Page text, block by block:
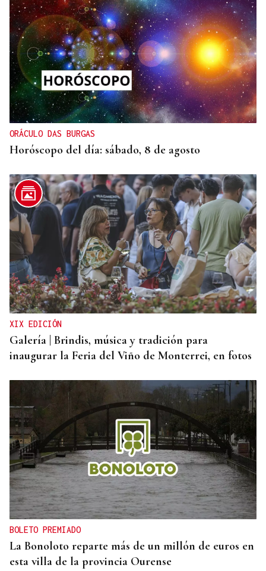
"EN COORDINACIÓN CON EL GOBIERNO"
El PSOE garantiza que Felipe VI visitará Ceuta
“cuando sea oportuno”
ORÁCULO DAS BURGAS
Horóscopo del día: sábado, 8 de agosto
XIX EDICIÓN
Galería | Brindis, música y tradición para
inaugurar la Feria del Viño de Monterrei, en fotos
BOLETO PREMIADO
La Bonoloto reparte más de un millón de euros en
esta villa de la provincia Ourense